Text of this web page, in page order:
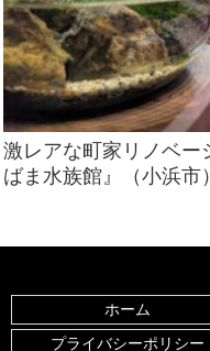
激レアな町家リノベー
ばま水族館』（小浜市）
ホーム
プライバシーポリシー